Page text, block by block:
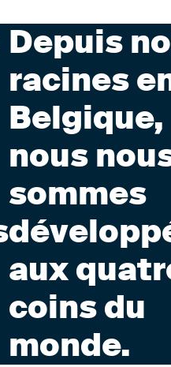
Depuis
racines
Belgique,
nous
sommes
aux
coins du
monde.